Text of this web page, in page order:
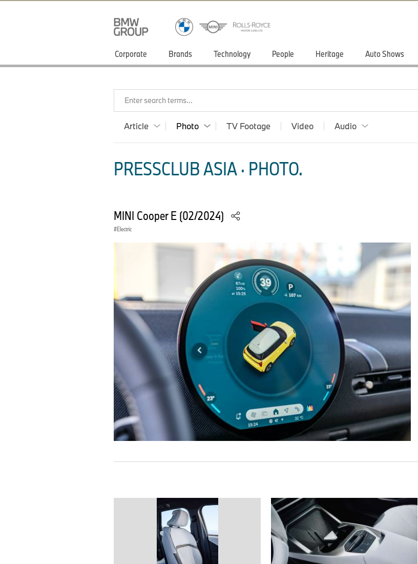
Corporate Brands Technology People Heritage Auto Shows
Enter search terms...
Article Photo TV Footage Video Audio
PRESSCLUB ASIA · PHOTO.
MINI Cooper E (02/2024)
Electric